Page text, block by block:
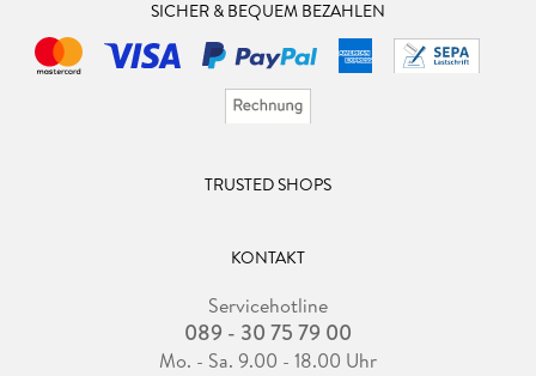
Fazit: Max auf der Suche nach dem Verräter, Alex und Jen auf
der Suche nach einer Lösung um das Castillo zu schützen.
Super spannende Fortsetzung. 5 Sterne.
SICHER & BEQUEM BEZAHLEN
TRUSTED SHOPS
KONTAKT
Servicehotline
089 - 30 75 79 00
Mo. - Sa. 9.00 - 18.00 Uhr